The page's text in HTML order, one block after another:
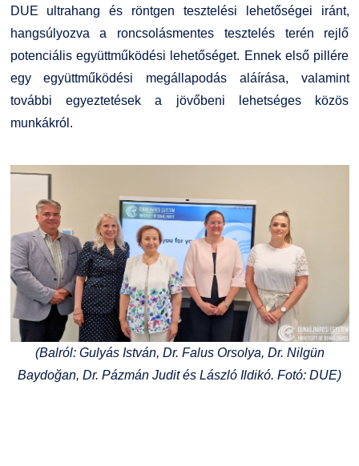
DUE ultrahang és röntgen tesztelési lehetőségei iránt,
hangsúlyozva a roncsolásmentes tesztelés terén rejlő
potenciális együttműködési lehetőséget. Ennek első pillére
egy együttműködési megállapodás aláírása, valamint
további egyeztetések a jövőbeni lehetséges közös
munkákról.
(Balról: Gulyás István, Dr. Falus Orsolya, Dr. Nilgün
Baydoğan, Dr. Pázmán Judit és László Ildikó. Fotó: DUE)